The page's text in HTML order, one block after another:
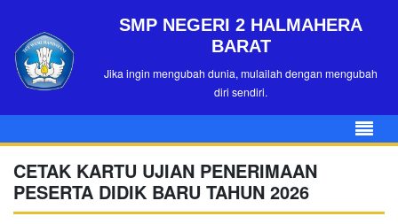
SMP NEGERI 2 HALMAHERA
BARAT
Jika ingin mengubah dunia, mulailah dengan mengubah
diri sendiri.
CETAK KARTU UJIAN PENERIMAAN
PESERTA DIDIK BARU TAHUN 2026